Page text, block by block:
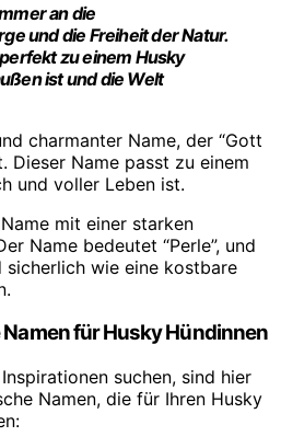
an die
und die Freiheit der Natur.
zu einem Husky
ist und die Welt
charmanter Name, der “Gott
Dieser Name passt zu einem
und voller Leben ist.
mit einer starken
Name bedeutet “Perle”, und
wie eine kostbare
für Husky Hündinnen
suchen, sind hier
Namen, die für Ihren Husky